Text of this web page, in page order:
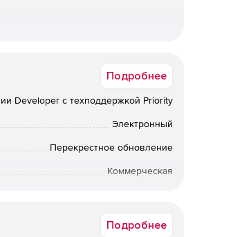
для обработки всех ключевых
электронными
настраиваемых
Подробнее
Developer с техподдержкой Priority
Электронный
Перекрестное обновление
Коммерческая
Подробнее